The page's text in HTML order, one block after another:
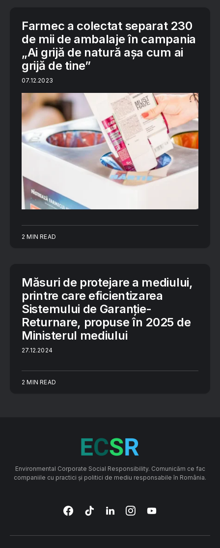
Farmec a colectat separat 230
de mii de ambalaje în campania
„Ai grijă de natură așa cum ai
grijă de tine”
07.12.2023
2 MIN READ
Măsuri de protejare a mediului,
printre care eficientizarea
Sistemului de Garanţie-
Returnare, propuse în 2025 de
Ministerul mediului
27.12.2024
2 MIN READ
Environmental Corporate Social Responsibility. Comunicăm ce fac
companiile cu practici și politici de mediu responsabile în România.